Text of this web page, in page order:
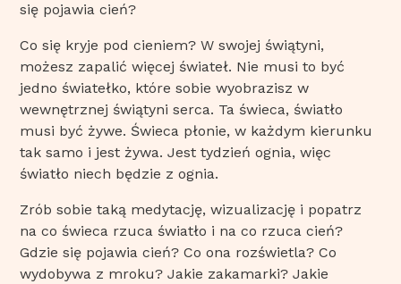
się pojawia cień?
Co się kryje pod cieniem? W swojej świątyni,
możesz zapalić więcej świateł. Nie musi to być
jedno światełko, które sobie wyobrazisz w
wewnętrznej świątyni serca. Ta świeca, światło
musi być żywe. Świeca płonie, w każdym kierunku
tak samo i jest żywa. Jest tydzień ognia, więc
światło niech będzie z ognia.
Zrób sobie taką medytację, wizualizację i popatrz
na co świeca rzuca światło i na co rzuca cień?
Gdzie się pojawia cień? Co ona rozświetla? Co
wydobywa z mroku? Jakie zakamarki? Jakie